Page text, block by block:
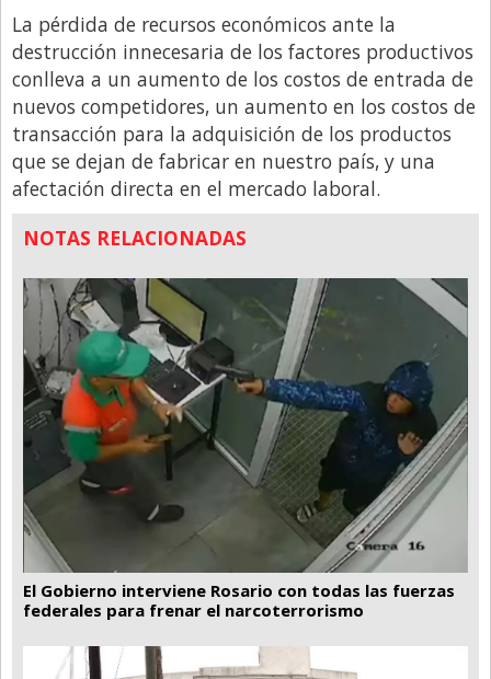
La pérdida de recursos económicos ante la
destrucción innecesaria de los factores productivos
conlleva a un aumento de los costos de entrada de
nuevos competidores, un aumento en los costos de
transacción para la adquisición de los productos
que se dejan de fabricar en nuestro país, y una
afectación directa en el mercado laboral.
NOTAS RELACIONADAS
El Gobierno interviene Rosario con todas las fuerzas
federales para frenar el narcoterrorismo